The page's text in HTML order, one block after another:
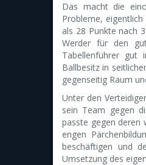
Das macht die
Probleme,
als 28 Punkte nach
Werder für den
Tabellenführer gut
Ballbesitz in
gegenseitig Raum
Unter den
sein Team gegen
passte gegen deren
engen
beschäftigen und
Umsetzung des